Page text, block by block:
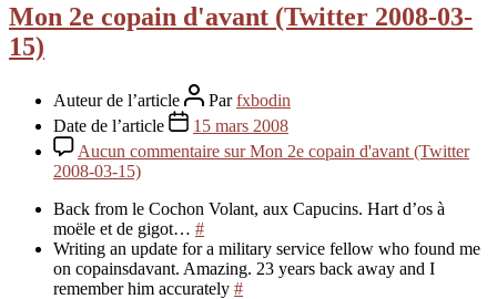
Mon 2e copain d'avant (Twitter 2008-03-
15)
Auteur de l’article Parfxbodin
Date de l’article
15 mars 2008
Aucun commentaire sur Mon 2e copain d'avant (Twitter
2008-03-15)
Back from le Cochon Volant, aux Capucins. Hart d’os à
moële et de gigot… #
Writing an update for a military service fellow who found me
on copainsdavant. Amazing. 23 years back away and I
remember him accurately #